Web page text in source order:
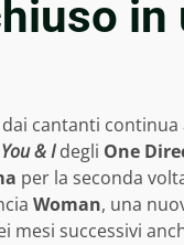
cantanti
You & Idegli One
per la seconda
Woman, una
mesi successivi